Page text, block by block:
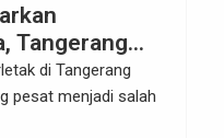
Tangerang
Digital
di Tangerang
pesat menjadi salah